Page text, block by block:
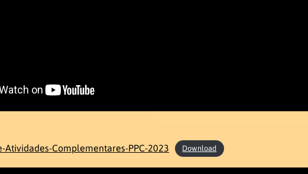
Atividades-Complementares-PPC-2023
Download